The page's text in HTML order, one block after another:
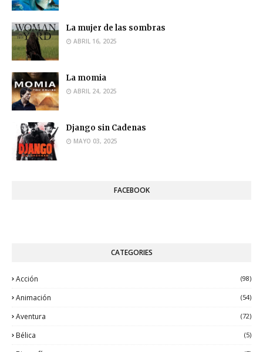
La mujer de las sombras
ABRIL 16, 2025
La momia
ABRIL 24, 2025
Django sin Cadenas
MAYO 03, 2025
FACEBOOK
CATEGORIES
Acción (98)
Animación (54)
Aventura (72)
Bélica (5)